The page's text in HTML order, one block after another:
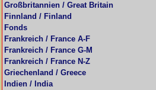
Großbritannien / Great Britain
Finnland / Finland
Fonds
Frankreich / France A-F
Frankreich / France G-M
Frankreich / France N-Z
Griechenland / Greece
Indien / India